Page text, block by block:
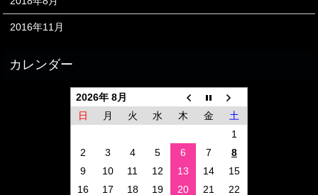
2016年11月
2026年 8月
日
月 火 水 木 金
土
1
2
3 4 5 6 7
8
9
10 11 12 13 14
15
16
17 18 19 20 21 22